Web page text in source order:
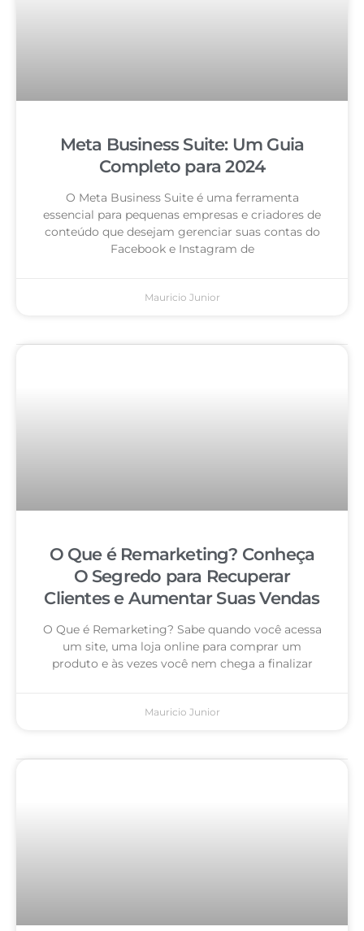
Meta Business Suite: Um Guia
Completo para 2024
O Meta Business Suite é uma ferramenta
essencial para pequenas empresas e criadores de
conteúdo que desejam gerenciar suas contas do
Facebook e Instagram de
Mauricio Junior
O Que é Remarketing? Conheça
O Segredo para Recuperar
Clientes e Aumentar Suas Vendas
O Que é Remarketing? Sabe quando você acessa
um site, uma loja online para comprar um
produto e às vezes você nem chega a finalizar
Mauricio Junior